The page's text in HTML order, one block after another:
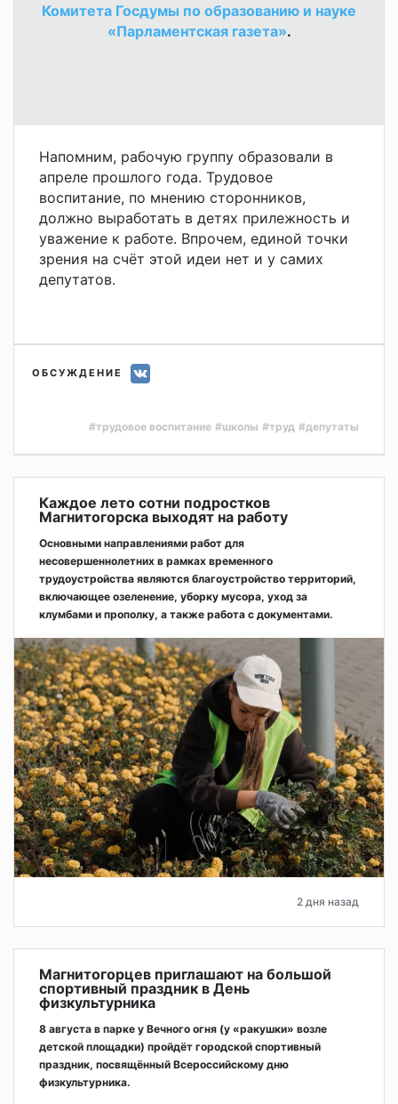
Комитета Госдумы по образованию и науке
«Парламентская газета».
Напомним, рабочую группу образовали в
апреле прошлого года. Трудовое
воспитание, по мнению сторонников,
должно выработать в детях прилежность и
уважение к работе. Впрочем, единой точки
зрения на счёт этой идеи нет и у самих
депутатов.
ОБСУЖДЕНИЕ
#трудовое воспитание #школы #труд #депутаты
Каждое лето сотни подростков
Магнитогорска выходят на работу
Основными направлениями работ для
несовершеннолетних в рамках временного
трудоустройства являются благоустройство территорий,
включающее озеленение, уборку мусора, уход за
клумбами и прополку, а также работа с документами.
2 дня назад
Магнитогорцев приглашают на большой
спортивный праздник в День
физкультурника
8 августа в парке у Вечного огня (у «ракушки» возле
детской площадки) пройдёт городской спортивный
праздник, посвящённый Всероссийскому дню
физкультурника.